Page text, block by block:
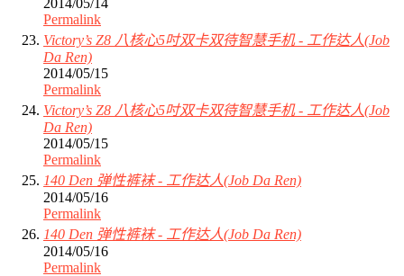
Permalink
Victory’s Z8 八核心5吋双卡双待智慧手机 - 工作达人(Job
Da Ren)
2014/05/15
Permalink
Victory’s Z8 八核心5吋双卡双待智慧手机 - 工作达人(Job
Da Ren)
2014/05/15
Permalink
140 Den 弹性裤袜 - 工作达人(Job Da Ren)
2014/05/16
Permalink
140 Den 弹性裤袜 - 工作达人(Job Da Ren)
2014/05/16
Permalink